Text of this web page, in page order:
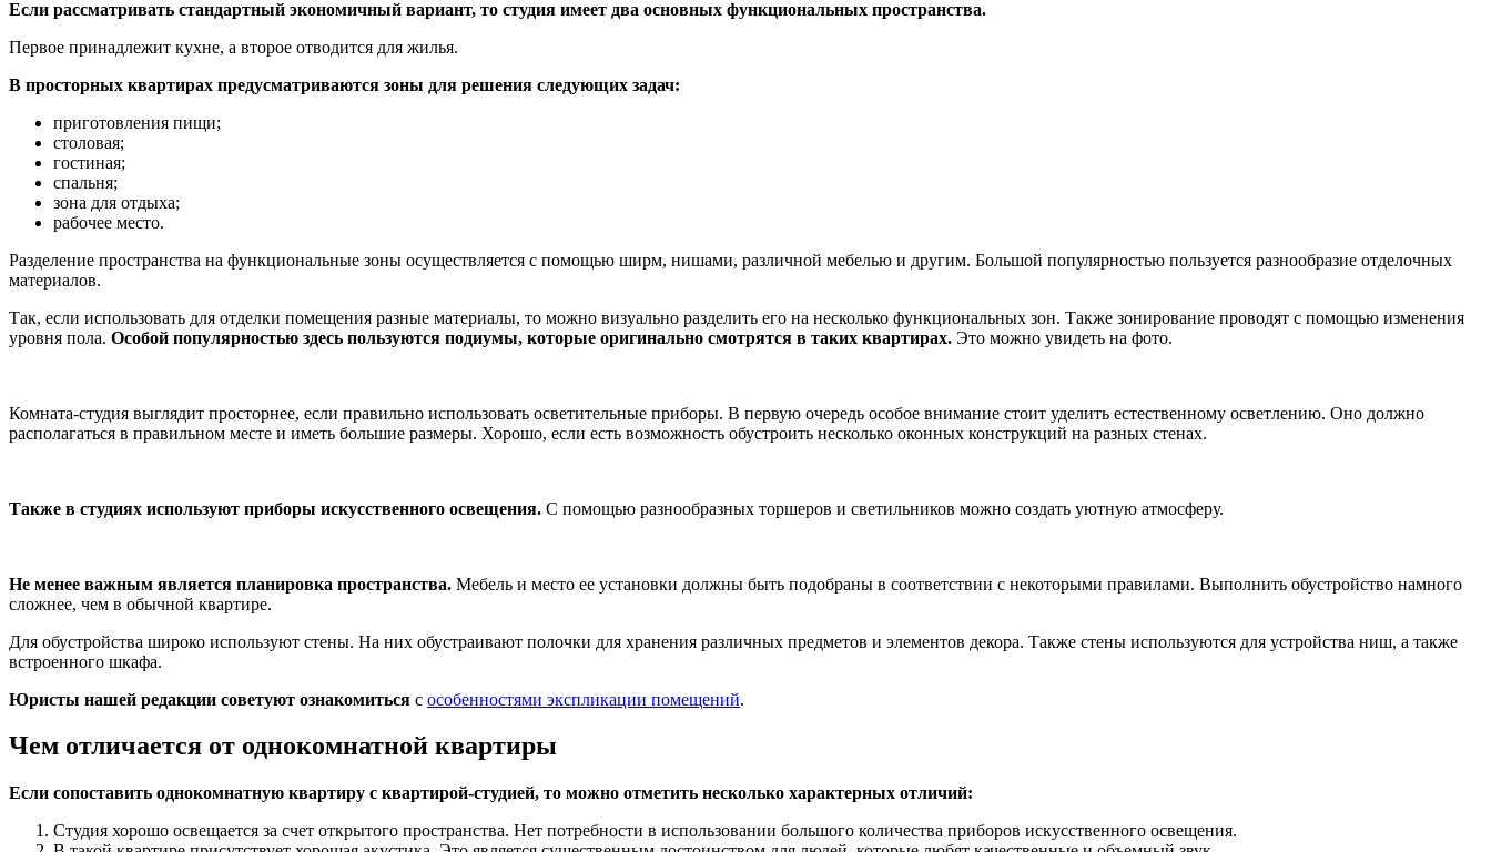
Если рассматривать стандартный экономичный вариант, то студия имеет два основных функциональных пространства.
Первое принадлежит кухне, а второе отводится для жилья.
В просторных квартирах предусматриваются зоны для решения следующих задач:
приготовления пищи;
столовая;
гостиная;
спальня;
зона для отдыха;
рабочее место.
Разделение пространства на функциональные зоны осуществляется с помощью ширм, нишами, различной мебелью и другим. Большой популярностью пользуется разнообразие отделочных
материалов.
Так, если использовать для отделки помещения разные материалы, то можно визуально разделить его на несколько функциональных зон. Также зонирование проводят с помощью изменения
уровня пола. Особой популярностью здесь пользуются подиумы, которые оригинально смотрятся в таких квартирах. Это можно увидеть на фото.
Комната-студия выглядит просторнее, если правильно использовать осветительные приборы. В первую очередь особое внимание стоит уделить естественному осветлению. Оно должно
располагаться в правильном месте и иметь большие размеры. Хорошо, если есть возможность обустроить несколько оконных конструкций на разных стенах.
Также в студиях используют приборы искусственного освещения. С помощью разнообразных торшеров и светильников можно создать уютную атмосферу.
Не менее важным является планировка пространства. Мебель и место ее установки должны быть подобраны в соответствии с некоторыми правилами. Выполнить обустройство намного
сложнее, чем в обычной квартире.
Для обустройства широко используют стены. На них обустраивают полочки для хранения различных предметов и элементов декора. Также стены используются для устройства ниш, а также
встроенного шкафа.
Юристы нашей редакции советуют ознакомиться с особенностями экспликации помещений.
Чем отличается от однокомнатной квартиры
Если сопоставить однокомнатную квартиру с квартирой-студией, то можно отметить несколько характерных отличий:
Студия хорошо освещается за счет открытого пространства. Нет потребности в использовании большого количества приборов искусственного освещения.